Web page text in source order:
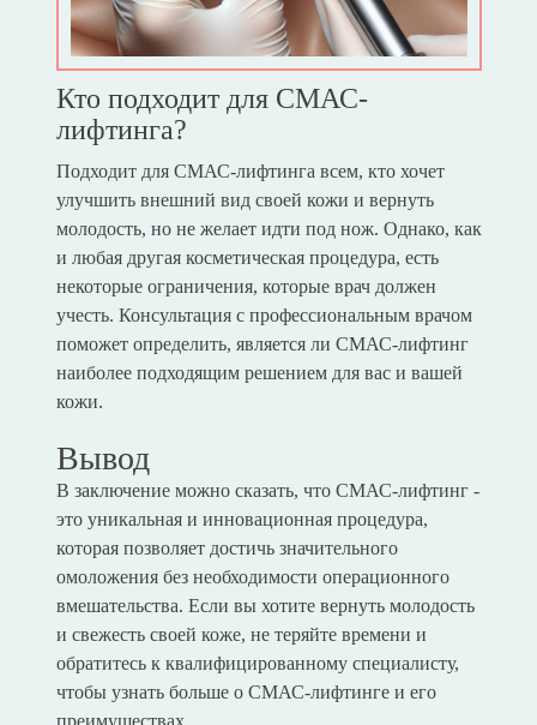
Кто подходит для СМАС-
лифтинга?
Подходит для СМАС-лифтинга всем, кто хочет
улучшить внешний вид своей кожи и вернуть
молодость, но не желает идти под нож. Однако, как
и любая другая косметическая процедура, есть
некоторые ограничения, которые врач должен
учесть. Консультация с профессиональным врачом
поможет определить, является ли СМАС-лифтинг
наиболее подходящим решением для вас и вашей
кожи.
Вывод
В заключение можно сказать, что СМАС-лифтинг -
это уникальная и инновационная процедура,
которая позволяет достичь значительного
омоложения без необходимости операционного
вмешательства. Если вы хотите вернуть молодость
и свежесть своей коже, не теряйте времени и
обратитесь к квалифицированному специалисту,
чтобы узнать больше о СМАС-лифтинге и его